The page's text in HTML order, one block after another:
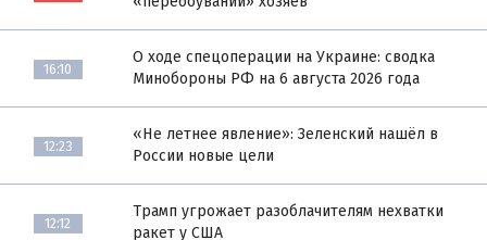
16:10
О ходе спецоперации на Украине: сводка
Минобороны РФ на 6 августа 2026 года
12:23
«Не летнее явление»: Зеленский нашёл в
России новые цели
12:12
Трамп угрожает разоблачителям нехватки
ракет у США